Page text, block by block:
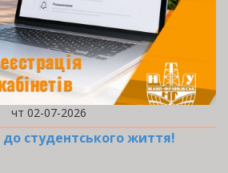
чт 02-07-2026
студентського життя!